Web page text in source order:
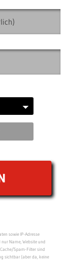
sowie IP-Adresse
Name, Website und
Spam-Filter sind
sichtbar (aber da, keine